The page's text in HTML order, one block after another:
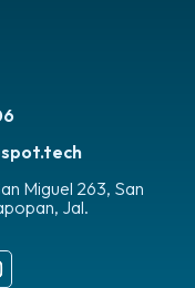
Miguel 263, San
Jal.